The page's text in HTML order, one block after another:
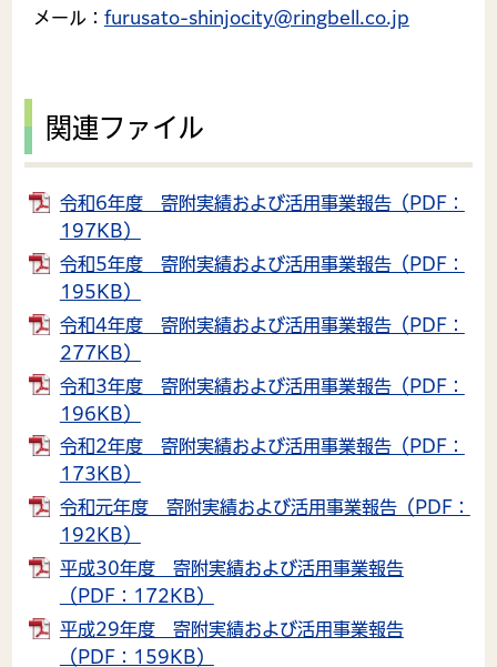
メール： furusato-shinjocity@ringbell.co.jp
関連ファイル
令和6年度 寄附実績および活用事業報告（PDF：
197KB）
令和5年度 寄附実績および活用事業報告（PDF：
195KB）
令和4年度 寄附実績および活用事業報告（PDF：
277KB）
令和3年度 寄附実績および活用事業報告（PDF：
196KB）
令和2年度 寄附実績および活用事業報告（PDF：
173KB）
令和元年度 寄附実績および活用事業報告（PDF：
192KB）
平成30年度 寄附実績および活用事業報告
（PDF：172KB）
平成29年度 寄附実績および活用事業報告
（PDF：159KB）